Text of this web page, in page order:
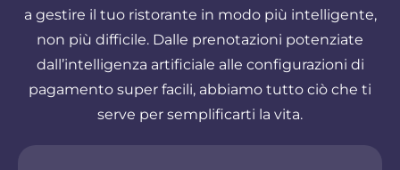
a gestire il tuo ristorante in modo più intelligente,
non più difficile. Dalle prenotazioni potenziate
dall’intelligenza artificiale alle configurazioni di
pagamento super facili, abbiamo tutto ciò che ti
serve per semplificarti la vita.